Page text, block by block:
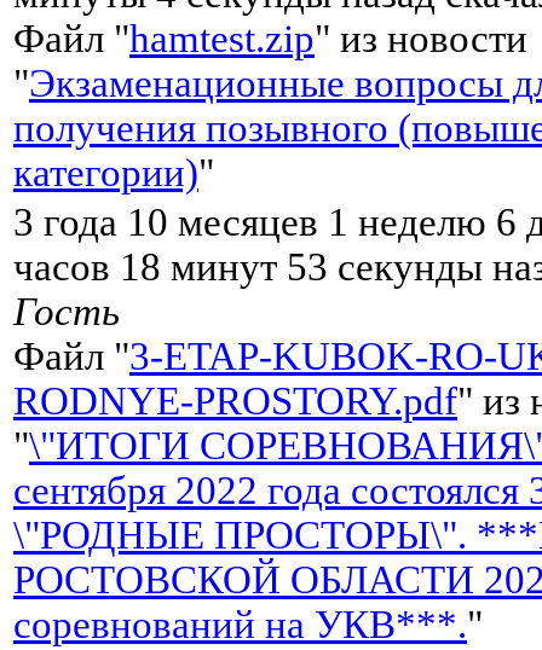
Файл "hamtest.zip" из новости
"Экзаменационные вопросы
получения позывного
категории)"
3 года 10 месяцев 1 неделю 6
часов 18 минут 53 секунды
Гость
Файл "3-ETAP-KUBOK-RO-
RODNYE-PROSTORY.pdf" из
"\"ИТОГИ
сентября 2022 года
\"РОДНЫЕ ПРОСТОРЫ\".
РОСТОВСКОЙ ОБЛАСТИ
соревнований на УКВ***."